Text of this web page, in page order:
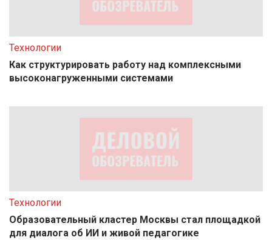
Технологии
Как структурировать работу над комплексными
высоконагруженными системами
Технологии
Образовательный кластер Москвы стал площадкой
для диалога об ИИ и живой педагогике